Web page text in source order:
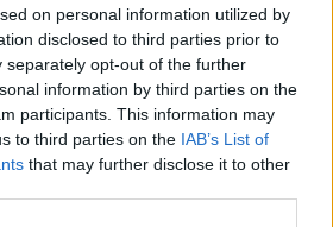
on personal information utilized by
disclosed to third parties prior to
separately opt-out of the further
information by third parties on the
participants. This information may
to third parties on the IAB’s List of
that may further disclose it to other
eresz_alatt_feszkel_a_fecske
itt mutatják
hölgyek tiszteletére
a Solier cukrászat
kutatómunka előzte meg.
az érintett korok